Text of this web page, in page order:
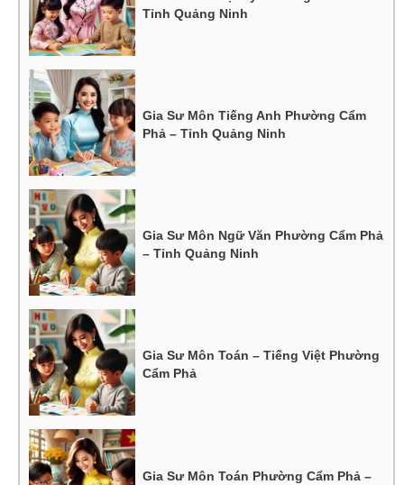
Tỉnh Quảng Ninh
Gia Sư Môn Tiếng Anh Phường Cẩm
Phả – Tỉnh Quảng Ninh
Gia Sư Môn Ngữ Văn Phường Cẩm Phả
– Tỉnh Quảng Ninh
Gia Sư Môn Toán – Tiếng Việt Phường
Cẩm Phả
Gia Sư Môn Toán Phường Cẩm Phả –